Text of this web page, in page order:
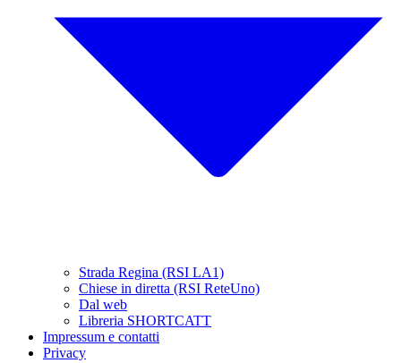
Strada Regina (RSI LA1)
Chiese in diretta (RSI ReteUno)
Dal web
Libreria SHORTCATT
Impressum e contatti
Privacy